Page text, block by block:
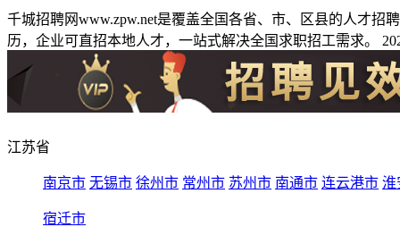
千城招聘网www.zpw.net是覆盖全国各省、市、区县的人才
历，企业可直招本地人才，一站式解决全国求职招工需求。
江苏省
南京市 无锡市 徐州市 常州市 苏州市 南通市 连云港市 淮
宿迁市